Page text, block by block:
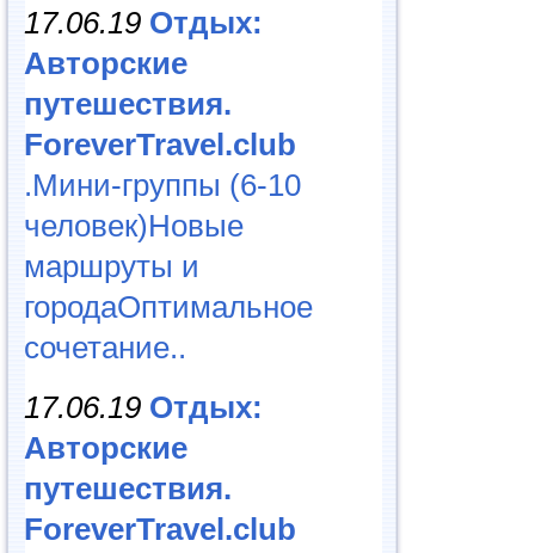
17.06.19 Отдых:
Авторские
путешествия.
ForeverTravel.club
.Мини-группы (6-10
человек)Новые
маршруты и
городаОптимальное
сочетание..
17.06.19 Отдых:
Авторские
путешествия.
ForeverTravel.club